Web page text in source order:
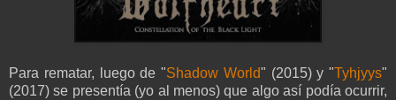
Para rematar, luego de "Shadow World" (2015) y "Tyhjyys"
(2017) se presentía (yo al menos) que algo así podía ocurrir,